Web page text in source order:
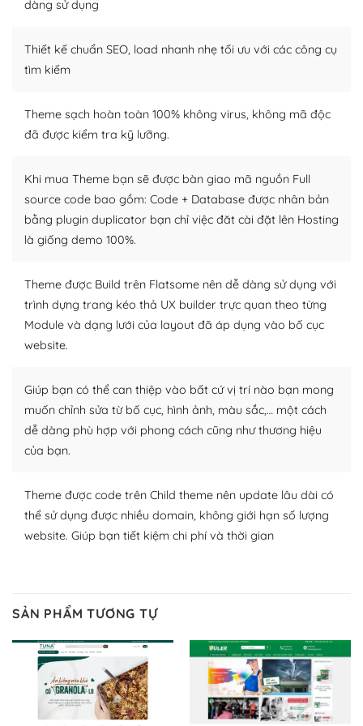
WordPress là nơi lưu trữ cho một diễn đàn cộng đồng
người cuồng tín WordPress.
Nếu bạn gặp khó khăn, bạn có thể lên mạng và tìm
lời, giải đáp vấn đề của bạn.
Cộng đồng sử dụng WordPress sẵn sàng hỗ trợ bạn
– Đa dạng plugin và themes
Plugin mở rộng là thành phần cài đặt thêm vào
WordPress để tăng thêm các tính năng cần thiết. Có
nhiều plugin trả phí hoặc miễn phí.
Nhờ lượng người dùng đông đảo, thư viện themes và
thích chọn lựa plugin và themes phù hợp cho mục đích
lập website của mình.
WordPress đa dạng plugin và themes
Với mọi Hosting bất kỳ thì WordPress đều có thể dễ
dàng thiết lập vì thực tế nó đã cung cấp khoảng 60%
trang web WordPress của bạn.
Dễ dàng lựa chọn Hosting cho website WordPress
– Bảo mật cực tốt
Vì WordPress hiện là nền tảng xây dựng trang web và
dàng sử dụng
Thiết kế chuẩn SEO, load nhanh nhẹ tối ưu với các công cụ
tìm kiếm
Theme sạch hoàn toàn 100% không virus, không mã độc
đã được kiểm tra kỹ lưỡng.
Khi mua Theme bạn sẽ được bàn giao mã nguồn Full
source code bao gồm: Code + Database được nhân bản
bằng plugin duplicator bạn chỉ việc đăt cài đặt lên Hosting
là giống demo 100%.
Theme được Build trên Flatsome nên dễ dàng sử dụng với
trình dựng trang kéo thả UX builder trực quan theo từng
Module và dạng lưới của layout đã áp dụng vào bố cục
website.
Giúp bạn có thể can thiệp vào bất cứ vị trí nào bạn mong
muốn chỉnh sửa từ bố cục, hình ảnh, màu sắc,… một cách
dễ dàng phù hợp với phong cách cũng như thương hiệu
của bạn.
Theme được code trên Child theme nên update lâu dài có
thể sử dụng được nhiều domain, không giới hạn số lượng
website. Giúp bạn tiết kiệm chi phí và thời gian
SẢN PHẨM TƯƠNG TỰ